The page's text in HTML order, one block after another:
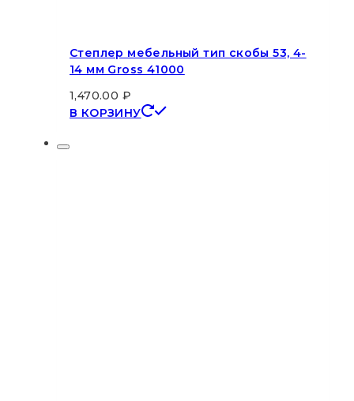
Степлер мебельный тип скобы 53, 4-
14 мм Gross 41000
1,470.00 ₽
В КОРЗИНУ